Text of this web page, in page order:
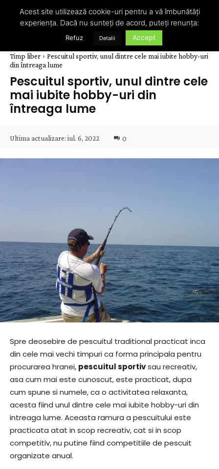
Timp liber
Pescuitul sportiv, unul dintre cele mai iubite hobby-uri
din întreaga lume
Pescuitul sportiv, unul dintre cele
mai iubite hobby-uri din
întreaga lume
Ultima actualizare: iul. 6, 2022 0
Spre deosebire de pescuitul traditional practicat inca
din cele mai vechi timpuri ca forma principala pentru
procurarea hranei, pescuitul sportivsau recreativ,
asa cum mai este cunoscut, este practicat, dupa
cum spune si numele, ca o activitatea relaxanta,
acesta fiind unul dintre cele mai iubite hobby-uri din
intreaga lume. Aceasta ramura a pescuitului este
practicata atat in scop recreativ, cat si in scop
competitiv, nu putine fiind competitiile de pescuit
organizate anual.
Acest site utilizează cookie-uri pentru a vă îmbunătăți
experiența. Dacă nu sunteți de acord, puteți renunța:
Refuz Detalii Accept